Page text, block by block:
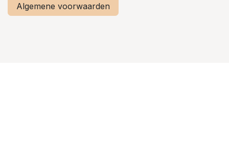
Algemene voorwaarden